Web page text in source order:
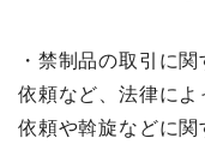
・禁制品の取引に
依頼など、法律に
依頼や斡旋などに関